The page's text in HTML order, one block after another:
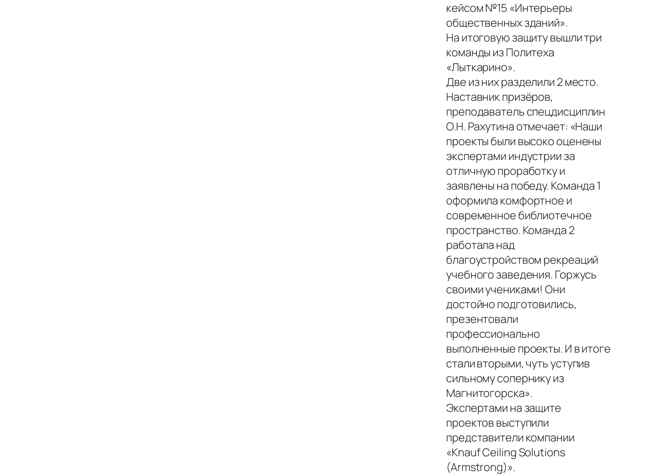
кейсом №15 «Интерьеры
общественных зданий».
На итоговую защиту вышли три
команды из Политеха
«Лыткарино».
Две из них разделили 2 место.
Наставник призёров,
преподаватель спецдисциплин
О.Н. Рахутина отмечает: «Наши
проекты были высоко оценены
экспертами индустрии за
отличную проработку и
заявлены на победу. Команда 1
оформила комфортное и
современное библиотечное
пространство. Команда 2
работала над
благоустройством рекреаций
учебного заведения. Горжусь
своими учениками! Они
достойно подготовились,
презентовали
профессионально
выполненные проекты. И в итоге
стали вторыми, чуть уступив
сильному сопернику из
Магнитогорска».
Экспертами на защите
проектов выступили
представители компании
«Knauf Ceiling Solutions
(Armstrong)».